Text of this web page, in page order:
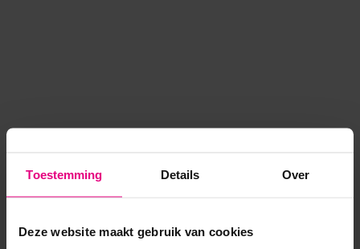
Toestemming Details Over
Deze website maakt gebruik van cookies